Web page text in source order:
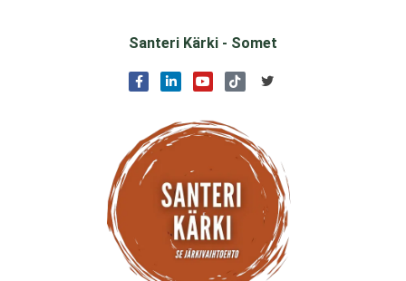
Santeri Kärki - Somet